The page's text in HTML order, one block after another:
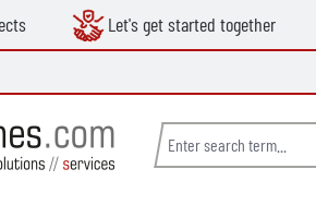
Let's get started together